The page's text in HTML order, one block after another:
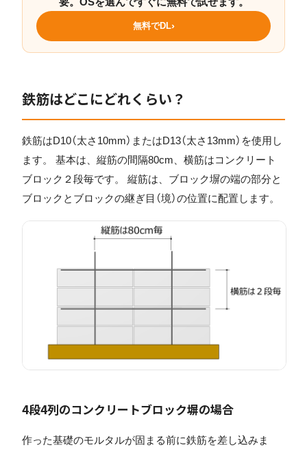
無料でDL
鉄筋はどこにどれくらい？
鉄筋はD10（太さ10mm）またはD13（太さ13mm）を使用し
ます。 基本は、縦筋の間隔80cm、横筋はコンクリート
ブロック２段毎です。 縦筋は、ブロック塀の端の部分と
ブロックとブロックの継ぎ目（境）の位置に配置します。
4段4列のコンクリートブロック塀の場合
作った基礎のモルタルが固まる前に鉄筋を差し込みま